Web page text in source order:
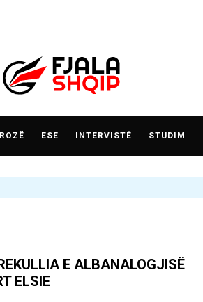
ESE INTERVISTË STUDIM
E ALBANALOGJISË
ELSIE